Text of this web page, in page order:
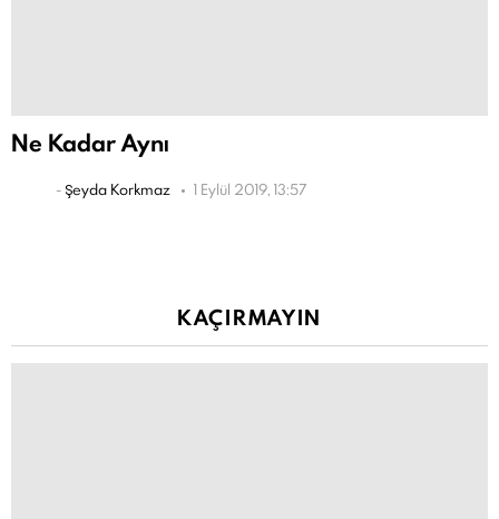
Ne Kadar Aynı
- Şeyda Korkmaz 1 Eylül 2019, 13:57
KAÇIRMAYIN